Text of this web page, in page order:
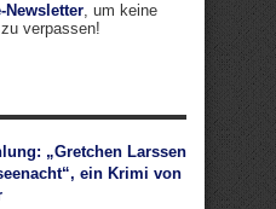
Newsletter, um keine
verpassen!
„Gretchen Larssen
ein Krimi von